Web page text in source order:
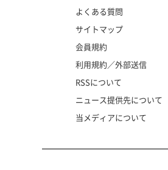
よくある質問
サイトマップ
会員規約
利用規約／外部送信
RSSについて
ニュース提供先について
当メディアについて